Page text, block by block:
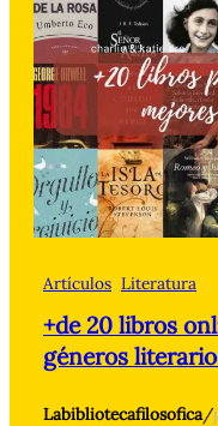
Artículos Literatura
+de 20 libros
géneros
Labibliotecafilosofica/